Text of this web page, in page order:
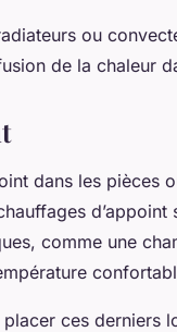
ou
de la chaleur
dans les pièces
comme une
ces derniers